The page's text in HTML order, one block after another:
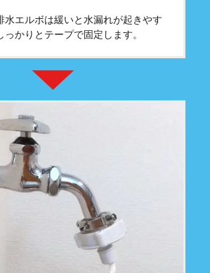
水エルボは緩いと水漏れが起きやす
っかりとテープで固定します。